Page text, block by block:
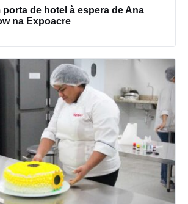
porta de hotel à espera de Ana
na Expoacre